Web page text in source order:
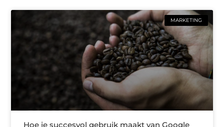
MARKETING
Hoe je succesvol gebruik maakt van Google